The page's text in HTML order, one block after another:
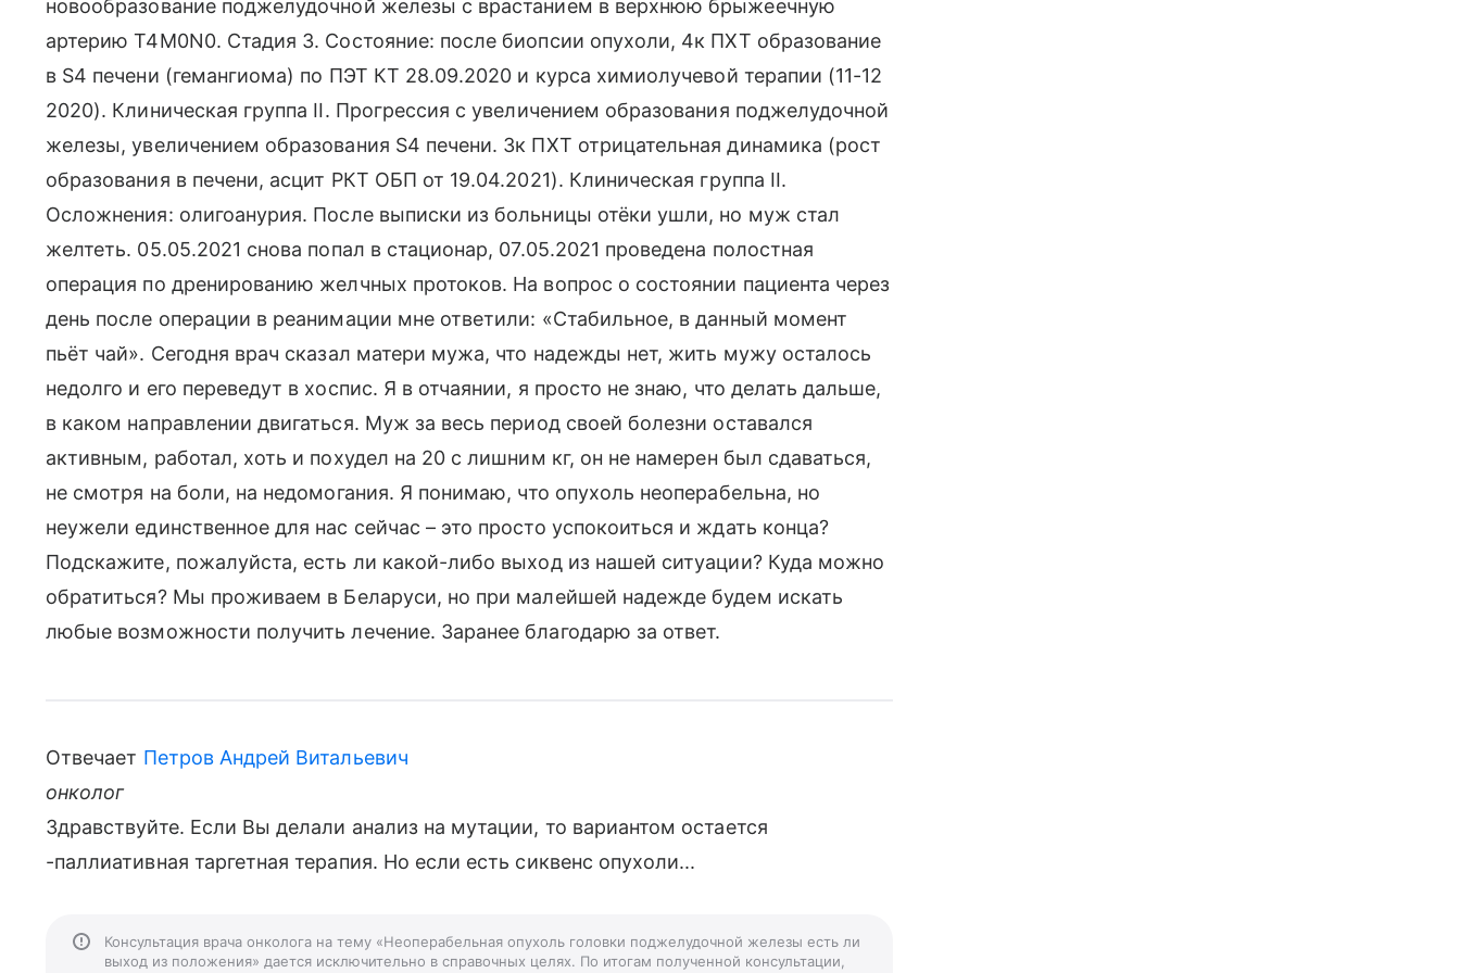
новообразование поджелудочной железы с врастанием в верхнюю брыжеечную
артерию T4M0N0. Стадия 3. Состояние: после биопсии опухоли, 4к ПХТ образование
в S4 печени (гемангиома) по ПЭТ КТ 28.09.2020 и курса химиолучевой терапии (11-12
2020). Клиническая группа II. Прогрессия с увеличением образования поджелудочной
железы, увеличением образования S4 печени. 3к ПХТ отрицательная динамика (рост
образования в печени, асцит РКТ ОБП от 19.04.2021). Клиническая группа II.
Осложнения: олигоанурия. После выписки из больницы отёки ушли, но муж стал
желтеть. 05.05.2021 снова попал в стационар, 07.05.2021 проведена полостная
операция по дренированию желчных протоков. На вопрос о состоянии пациента через
день после операции в реанимации мне ответили: «Стабильное, в данный момент
пьёт чай». Сегодня врач сказал матери мужа, что надежды нет, жить мужу осталось
недолго и его переведут в хоспис. Я в отчаянии, я просто не знаю, что делать дальше,
в каком направлении двигаться. Муж за весь период своей болезни оставался
активным, работал, хоть и похудел на 20 с лишним кг, он не намерен был сдаваться,
не смотря на боли, на недомогания. Я понимаю, что опухоль неоперабельна, но
неужели единственное для нас сейчас – это просто успокоиться и ждать конца?
Подскажите, пожалуйста, есть ли какой-либо выход из нашей ситуации? Куда можно
обратиться? Мы проживаем в Беларуси, но при малейшей надежде будем искать
любые возможности получить лечение. Заранее благодарю за ответ.
Отвечает Петров Андрей Витальевич
онколог
Здравствуйте. Если Вы делали анализ на мутации, то вариантом остается
-паллиативная таргетная терапия. Но если есть сиквенс опухоли...
Консультация врача онколога на тему «Неоперабельная опухоль головки поджелудочной железы есть ли
выход из положения» дается исключительно в справочных целях. По итогам полученной консультации,